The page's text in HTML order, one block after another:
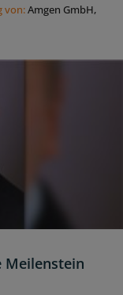
von:Amgen GmbH,
Meilenstein